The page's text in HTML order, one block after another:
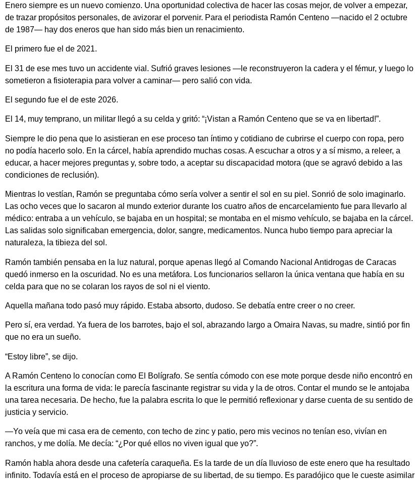
Enero siempre es un nuevo comienzo. Una oportunidad colectiva de hacer las cosas mejor, de volver a empezar,
de trazar propósitos personales, de avizorar el porvenir. Para el periodista Ramón Centeno —nacido el 2 octubre
de 1987— hay dos eneros que han sido más bien un renacimiento.
El primero fue el de 2021.
El 31 de ese mes tuvo un accidente vial. Sufrió graves lesiones —le reconstruyeron la cadera y el fémur, y luego lo
sometieron a fisioterapia para volver a caminar— pero salió con vida.
El segundo fue el de este 2026.
El 14, muy temprano, un militar llegó a su celda y gritó: “¡Vistan a Ramón Centeno que se va en libertad!”.
Siempre le dio pena que lo asistieran en ese proceso tan íntimo y cotidiano de cubrirse el cuerpo con ropa, pero
no podía hacerlo solo. En la cárcel, había aprendido muchas cosas. A escuchar a otros y a sí mismo, a releer, a
educar, a hacer mejores preguntas y, sobre todo, a aceptar su discapacidad motora (que se agravó debido a las
condiciones de reclusión).
Mientras lo vestían, Ramón se preguntaba cómo sería volver a sentir el sol en su piel. Sonrió de solo imaginarlo.
Las ocho veces que lo sacaron al mundo exterior durante los cuatro años de encarcelamiento fue para llevarlo al
médico: entraba a un vehículo, se bajaba en un hospital; se montaba en el mismo vehículo, se bajaba en la cárcel.
Las salidas solo significaban emergencia, dolor, sangre, medicamentos. Nunca hubo tiempo para apreciar la
naturaleza, la tibieza del sol.
Ramón también pensaba en la luz natural, porque apenas llegó al Comando Nacional Antidrogas de Caracas
quedó inmerso en la oscuridad. No es una metáfora. Los funcionarios sellaron la única ventana que había en su
celda para que no se colaran los rayos de sol ni el viento.
Aquella mañana todo pasó muy rápido. Estaba absorto, dudoso. Se debatía entre creer o no creer.
Pero sí, era verdad. Ya fuera de los barrotes, bajo el sol, abrazando largo a Omaira Navas, su madre, sintió por fin
que no era un sueño.
“Estoy libre”, se dijo.
A Ramón Centeno lo conocían como El Bolígrafo. Se sentía cómodo con ese mote porque desde niño encontró en
la escritura una forma de vida: le parecía fascinante registrar su vida y la de otros. Contar el mundo se le antojaba
una tarea necesaria. De hecho, fue la palabra escrita lo que le permitió reflexionar y darse cuenta de su sentido de
justicia y servicio.
—Yo veía que mi casa era de cemento, con techo de zinc y patio, pero mis vecinos no tenían eso, vivían en
ranchos, y me dolía. Me decía: “¿Por qué ellos no viven igual que yo?”.
Ramón habla ahora desde una cafetería caraqueña. Es la tarde de un día lluvioso de este enero que ha resultado
infinito. Todavía está en el proceso de apropiarse de su libertad, de su tiempo. Es paradójico que le cueste asimilar